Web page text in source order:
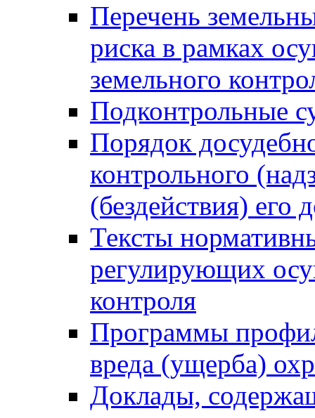
Перечень
риска в рамках
земельного
Подконтрольные
Порядок
контрольного
(бездействия)
Тексты
регулирующих
контроля
Программы
вреда (ущерба)
Доклады,